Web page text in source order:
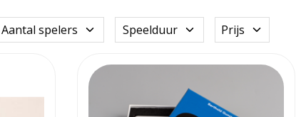
Aantal spelers Speelduur Prijs